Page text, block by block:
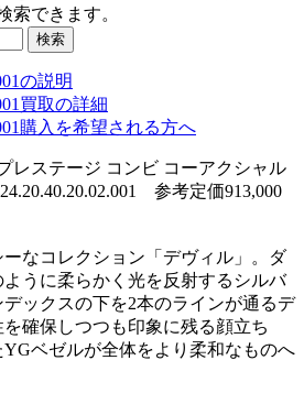
索できます。
検索
の説明
買取の詳細
購入を希望される方へ
レステージ コンビ コーアクシャル
参考定価913,000
なコレクション「デヴィル」。ダ
うに柔らかく光を反射するシルバ
ックスの下を2本のラインが通るデ
確保しつつも印象に残る顔立ち
ベゼルが全体をより柔和なものへ